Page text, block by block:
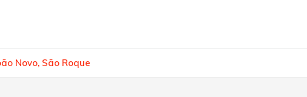
Novo, São Roque